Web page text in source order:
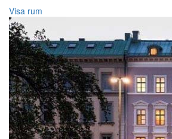
Visa rum